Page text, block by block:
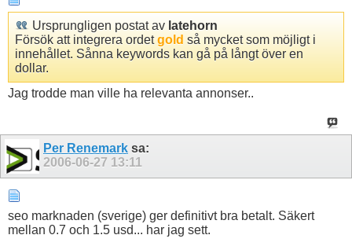
Ursprungligen postat av latehorn
Försök att integrera ordetgold så mycket som möjligt i
innehållet. Sånna keywords kan gå på långt över en
dollar.
Jag trodde man ville ha relevanta annonser..
Per Renemark sa:
2006-06-27 13:11
seo marknaden (sverige) ger definitivt bra betalt. Säkert
mellan 0.7 och 1.5 usd... har jag sett.